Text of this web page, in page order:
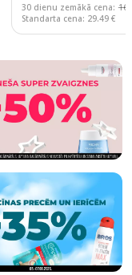
30 dienu zemākā cena:
Standarta cena: 29.49 €